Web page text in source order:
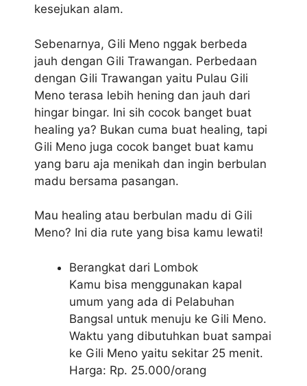
kesejukan alam.
Sebenarnya, Gili Meno nggak berbeda
jauh dengan Gili Trawangan. Perbedaan
dengan Gili Trawangan yaitu Pulau Gili
Meno terasa lebih hening dan jauh dari
hingar bingar. Ini sih cocok banget buat
healing ya? Bukan cuma buat healing, tapi
Gili Meno juga cocok banget buat kamu
yang baru aja menikah dan ingin berbulan
madu bersama pasangan.
Mau healing atau berbulan madu di Gili
Meno? Ini dia rute yang bisa kamu lewati!
Berangkat dari Lombok
Kamu bisa menggunakan kapal
umum yang ada di Pelabuhan
Bangsal untuk menuju ke Gili Meno.
Waktu yang dibutuhkan buat sampai
ke Gili Meno yaitu sekitar 25 menit.
Harga: Rp. 25.000/orang